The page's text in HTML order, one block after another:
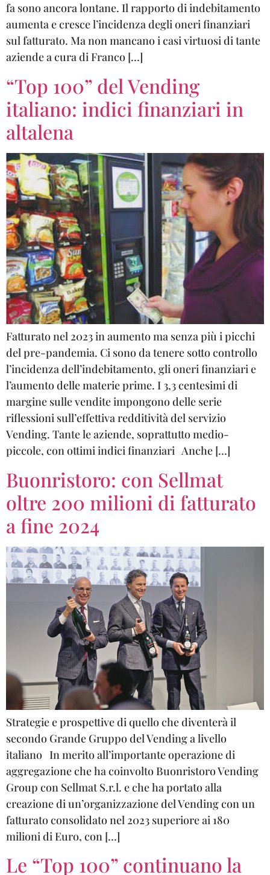
fa sono ancora lontane. Il rapporto di indebitamento
aumenta e cresce l’incidenza degli oneri finanziari
sul fatturato. Ma non mancano i casi virtuosi di tante
aziende a cura di Franco […]
“Top 100” del Vending
italiano: indici finanziari in
altalena
Fatturato nel 2023 in aumento ma senza più i picchi
del pre-pandemia. Ci sono da tenere sotto controllo
l’incidenza dell’indebitamento, gli oneri finanziari e
l’aumento delle materie prime. I 3,3 centesimi di
margine sulle vendite impongono delle serie
riflessioni sull’effettiva redditività del servizio
Vending. Tante le aziende, soprattutto medio-
piccole, con ottimi indici finanziari Anche […]
Buonristoro: con Sellmat
oltre 200 milioni di fatturato
a fine 2024
Strategie e prospettive di quello che diventerà il
secondo Grande Gruppo del Vending a livello
italiano In merito all’importante operazione di
aggregazione che ha coinvolto Buonristoro Vending
Group con Sellmat S.r.l. e che ha portato alla
creazione di un’organizzazione del Vending con un
fatturato consolidato nel 2023 superiore ai 180
milioni di Euro, con […]
Le “Top 100” continuano la